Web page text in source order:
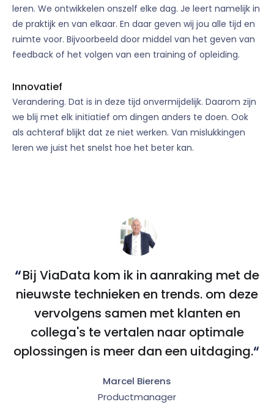
leren. We ontwikkelen onszelf elke dag. Je leert namelijk in
de praktijk en van elkaar. En daar geven wij jou alle tijd en
ruimte voor. Bijvoorbeeld door middel van het geven van
feedback of het volgen van een training of opleiding.
Innovatief
Verandering. Dat is in deze tijd onvermijdelijk. Daarom zijn
we blij met elk initiatief om dingen anders te doen. Ook
als achteraf blijkt dat ze niet werken. Van mislukkingen
leren we juist het snelst hoe het beter kan.
Bij ViaData kom ik in aanraking met de
nieuwste technieken en trends. om deze
vervolgens samen met klanten en
collega's te vertalen naar optimale
oplossingen is meer dan een uitdaging.
Marcel Bierens
Productmanager